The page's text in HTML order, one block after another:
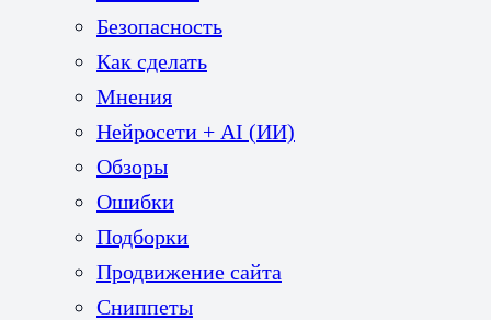
Безопасность
Как сделать
Мнения
Нейросети + AI (ИИ)
Обзоры
Ошибки
Подборки
Продвижение сайта
Сниппеты